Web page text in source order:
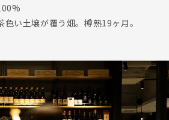
い土壌が覆う畑。樽熟19ヶ月。